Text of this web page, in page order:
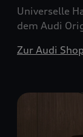
Universelle
dem Audi
Zur Audi